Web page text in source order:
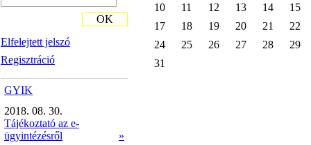
Elfelejtett jelszó
Regisztráció
OK
GYIK
2018. 08. 30.
Tájékoztató az e-
ügyintézésről
»
10
11 12 13 14
15
17
18 19 20 21
22
24
25 26 27 28
29
31